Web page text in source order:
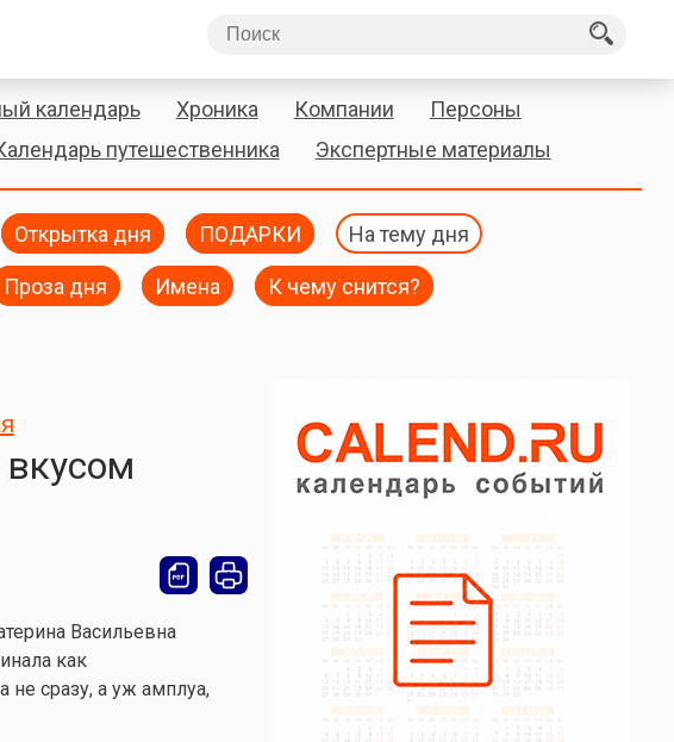
календарь Хроника Компании
Персоны
путешественника Экспертные материалы
Открытка дня ПОДАРКИ На тему дня
Проза дня Имена К чему снится?
Васильевна
как
сразу, а уж амплуа,